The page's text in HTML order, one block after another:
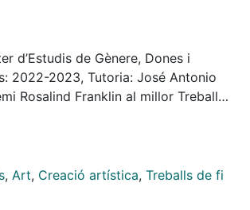
de una metametodología
Esta metametodología se
una producción artística, en la que
que subvierte los discursos,
que se han construido desde la
el deseo políticamente correcto y
existe sobre una parte de nuestro
tenemos y que, por lo general, a
d’Estudis de Gènere, Dones i
2022-2023, Tutoria: José Antonio
Rosalind Franklin al millor Treball
perspectiva de gènere de la
, Art, Creació artística, Treballs de fi